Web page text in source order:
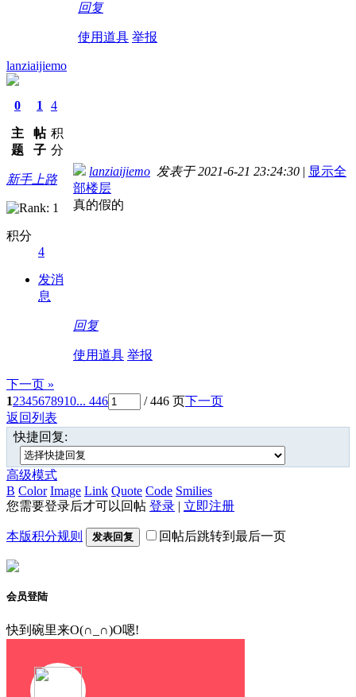
回复
使用道具 举报
lanziaijiemo
0
主
题
1
帖
子
4
积
分
新手上路
积分
4
发消
息
lanziaijiemo 发表于 2021-6-21 23:24:30 | 显示全
部楼层
真的假的
回复
使用道具 举报
下一页 »
12345678910... 446 / 446 页下一页
返回列表
快捷回复:
高级模式
B Color Image Link Quote Code Smilies
您需要登录后才可以回帖 登录 | 立即注册
本版积分规则 发表回复 回帖后跳转到最后一页
会员登陆
快到碗里来O(∩_∩)O嗯!